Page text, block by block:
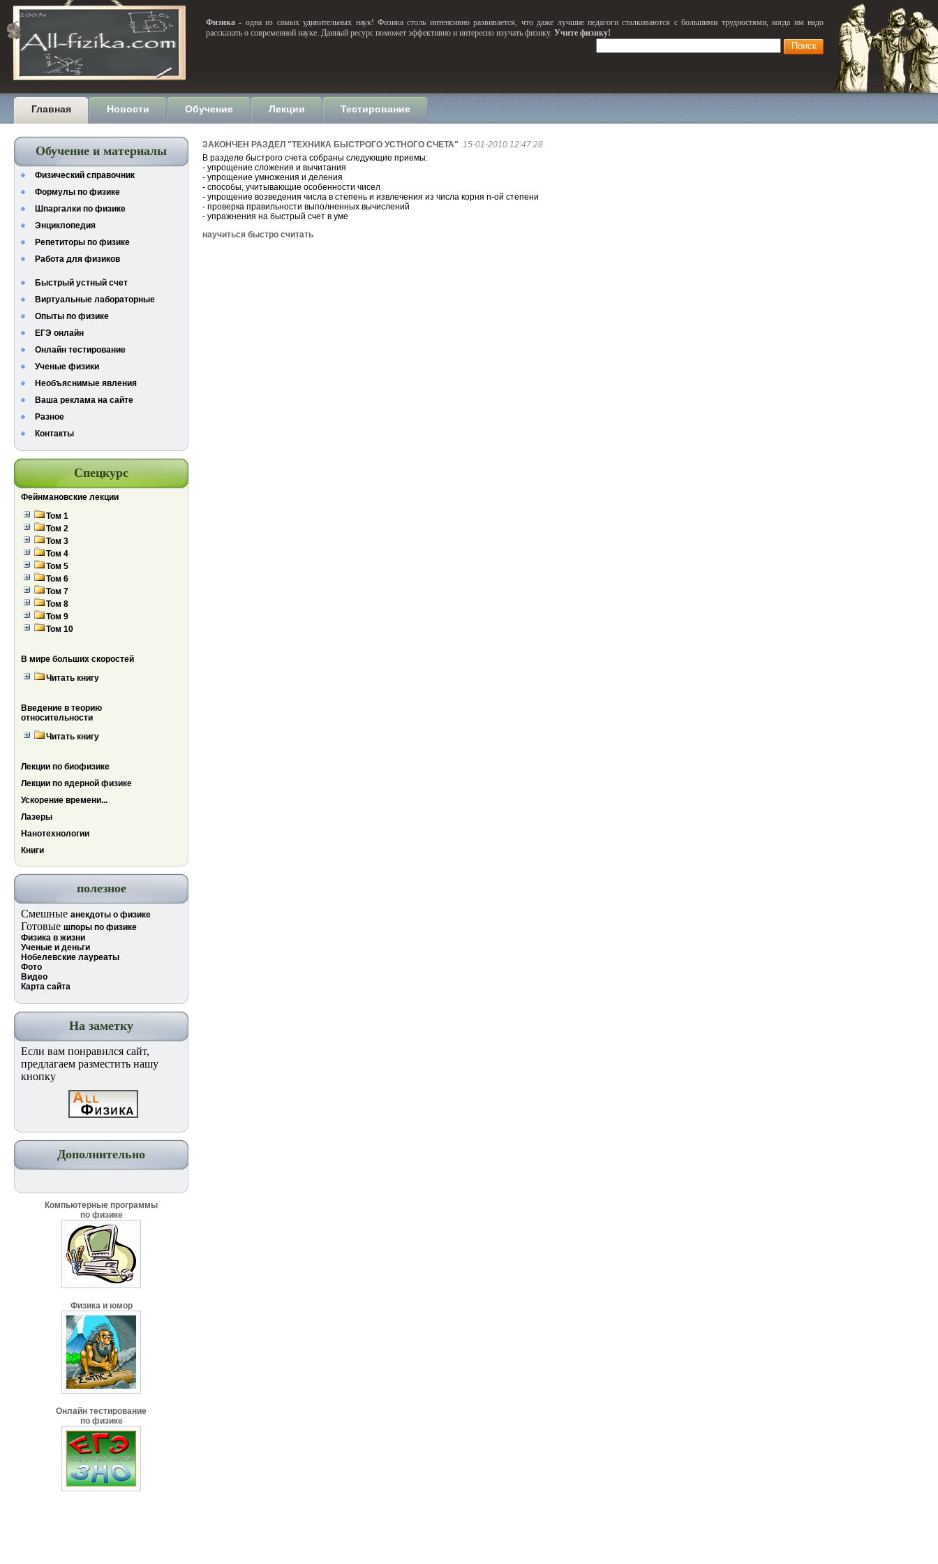
Физика - одна из самых удивительных наук! Физика столь интенсивно развивается, что даже лучшие педагоги сталкиваются с большими трудностями, когда им надо
рассказать о современной науке. Данный ресурс поможет эффективно и интересно изучать физику. Учите физику!
Главная Новости Обучение Лекции Тестирование
Обучение и материалы
Физический справочник
Формулы по физике
Шпаргалки по физике
Энциклопедия
Репетиторы по физике
Работа для физиков
Быстрый устный счет
Виртуальные лабораторные
Опыты по физике
ЕГЭ онлайн
Онлайн тестирование
Ученые физики
Необъяснимые явления
Ваша реклама на сайте
Разное
Контакты
Спецкурс
Фейнмановские лекции
Том 1
Том 2
Том 3
Том 4
Том 5
Том 6
Том 7
Том 8
Том 9
Том 10
В мире больших скоростей
Читать книгу
Введение в теорию
относительности
Читать книгу
Лекции по биофизике
Лекции по ядерной физике
Ускорение времени...
Лазеры
Нанотехнологии
Книги
полезное
Смешные анекдоты о физике
Готовые шпоры по физике
Физика в жизни
Ученые и деньги
Нобелевские лауреаты
Фото
Видео
Карта сайта
На заметку
Если вам понравился сайт,
предлагаем разместить нашу
кнопку
Дополнительно
Компьютерные программы
по физике
Физика и юмор
Онлайн тестирование
по физике
ЗАКОНЧЕН РАЗДЕЛ "ТЕХНИКА БЫСТРОГО УСТНОГО СЧЕТА" 15-01-2010 12:47:28
В разделе быстрого счета собраны следующие приемы:
- упрощение сложения и вычитания
- упрощение умножения и деления
- способы, учитывающие особенности чисел
- упрощение возведения числа в степень и извлечения из числа корня n-ой степени
- проверка правильности выполненных вычислений
- упражнения на быстрый счет в уме
научиться быстро считать